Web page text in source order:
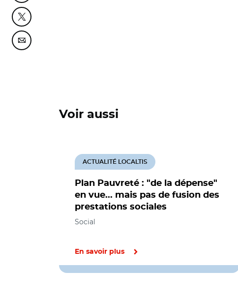
Partager cette page sur Twitter
Partager cette page sur Courriel
Voir aussi
Plan Pauvreté : "de la dépense"
en vue... mais pas de fusion des
prestations sociales
ACTUALITÉ LOCALTIS
Social
En savoir plus